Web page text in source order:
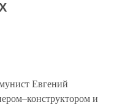
Евгений
и